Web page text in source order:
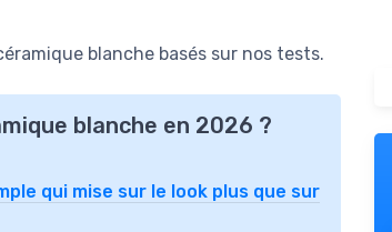
blanche basés sur nos tests.
blanche en 2026 ?
qui mise sur le look plus que sur